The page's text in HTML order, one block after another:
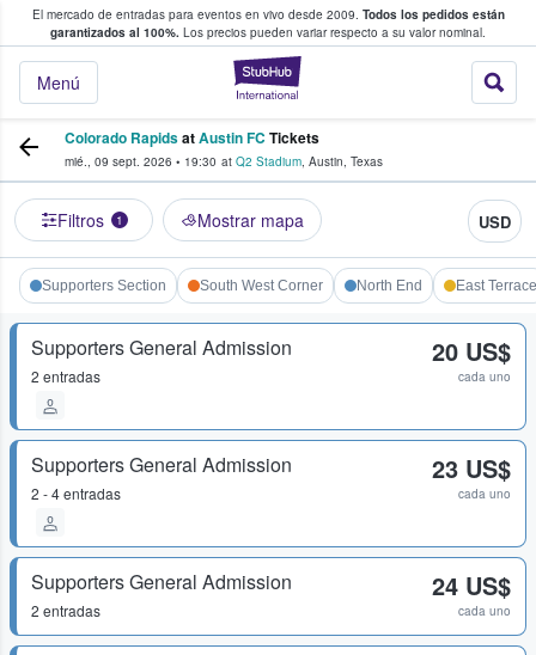
El mercado de entradas para eventos en vivo desde 2009. Todos los pedidos están
garantizados al 100%. Los precios pueden variar respecto a su valor nominal.
StubHub:
Menú
y venta de entradas entre fans
Colorado RapidsatAustin FC Tickets
mié., 09 sept. 2026 • 19:30 at Q2 Stadium, Austin, Texas
Filtros 1 Mostrar mapa USD
Supporters Section South West Corner North End East Terrace
Supporters General Admission
2 entradas
20 US$
cada uno
Supporters General Admission
2 - 4 entradas
23 US$
cada uno
Supporters General Admission
2 entradas
24 US$
cada uno